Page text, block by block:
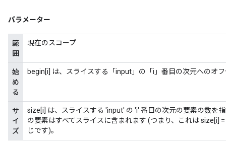
パラメーター
範
囲
現在のスコープ
始
め
る
begin[i] は、スライスする「input」の「i」番目の次元へのオ
サ
イ
ズ
size[i] は、スライスする 'input' の 'i' 番目の次元の要素の数を
の要素はすべてスライスに含まれます (つまり、これは size[i]
じです)。